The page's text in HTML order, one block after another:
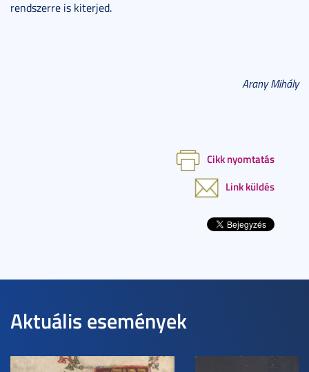
rendszerre is kiterjed.
Arany Mihály
Cikk nyomtatás
Link küldés
Aktuális események